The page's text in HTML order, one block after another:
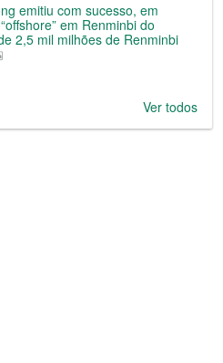
emitiu com sucesso, em
em Renminbi do
2,5 mil milhões de Renminbi
Ver todos